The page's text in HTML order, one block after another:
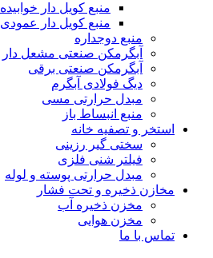
منبع کویل دار خوابیده
منبع کویل دار عمودی
منبع دوجداره
آبگرمکن صنعتی مشعل دار
آبگرمکن صنعتی برقی
دیگ فولادی آبگرم
مبدل حرارتی مسی
منبع انبساط باز
استخر و تصفیه خانه
سختی گیر رزینی
فیلتر شنی فلزی
مبدل حرارتی پوسته و لوله
مخازن ذخیره و تحت فشار
مخزن ذخیره آب
مخزن هوایی
تماس با ما